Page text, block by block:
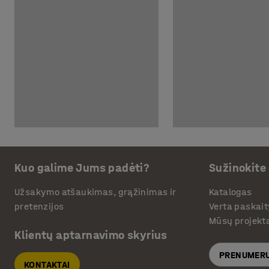
Kuo galime Jums padėti?
Užsakymo atšaukimas, grąžinimas ir
pretenzijos
Klientų aptarnavimo skyrius
KONTAKTAI
Katalogas
Verta
Mūsų